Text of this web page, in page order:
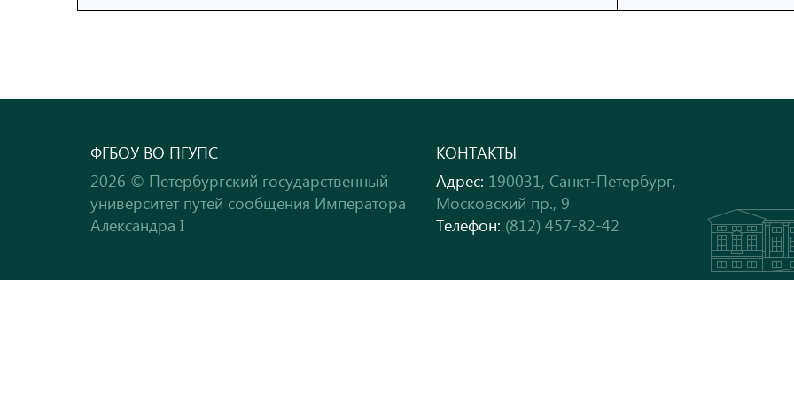
ФГБОУ ВО ПГУПС
2026 © Петербургский государственный
университет путей сообщения Императора
Александра I
КОНТАКТЫ
Адрес: 190031, Санкт-Петербург,
Московский пр., 9
Телефон: (812) 457-82-42